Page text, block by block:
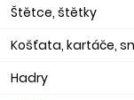
Štětce, štětky
Košťata, kartáče,
Hadry